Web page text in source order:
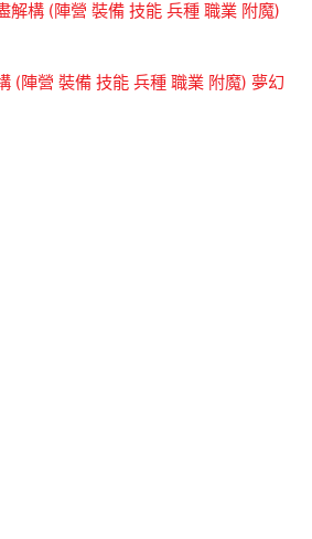
解構 (陣營 裝備 技能 兵種 職業 附魔)
(陣營 裝備 技能 兵種 職業 附魔) 夢幻